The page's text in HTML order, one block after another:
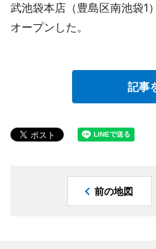
武池袋本店（豊島区南池袋1
オープンした。
記事
前の地図